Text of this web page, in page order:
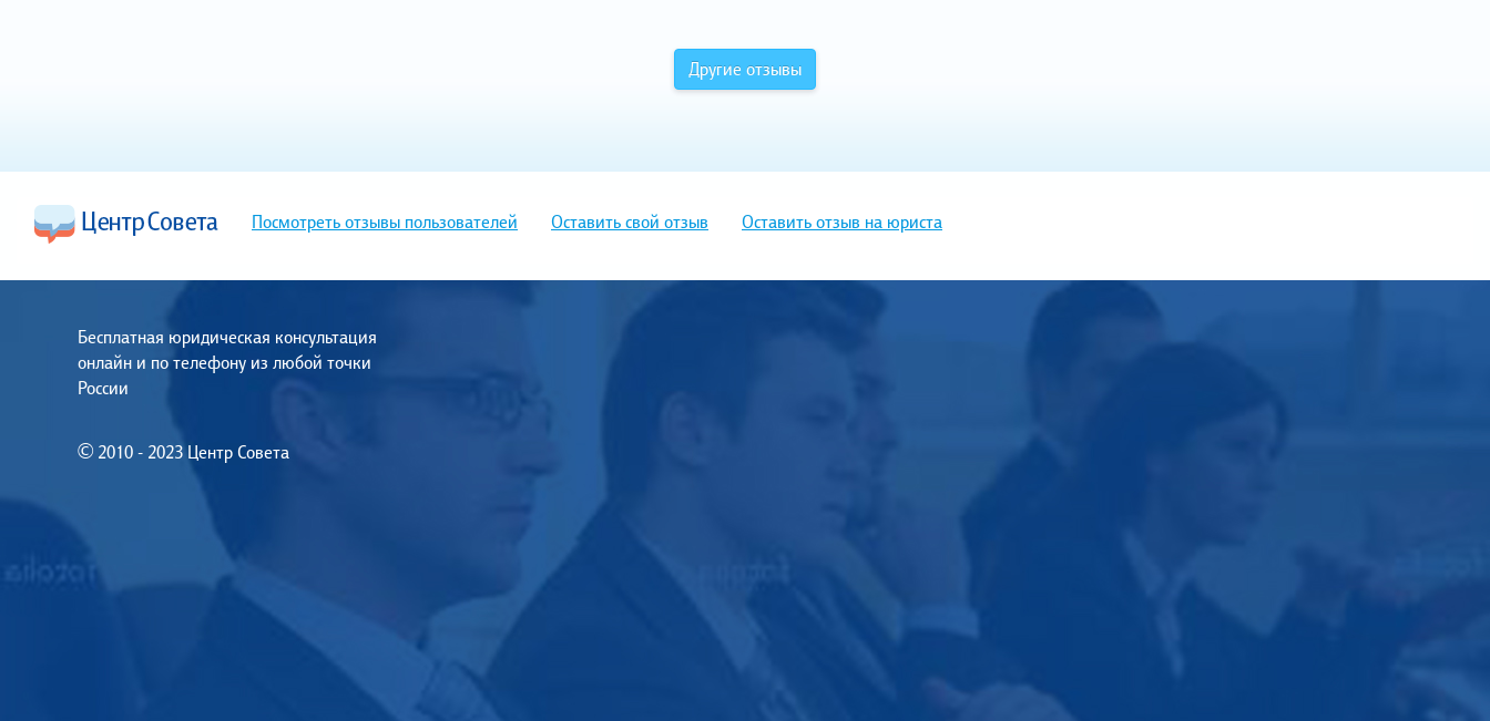
Другие отзывы
Посмотреть отзывы пользователей Оставить свой отзыв Оставить отзыв на юриста
Бесплатная юридическая консультация
онлайн и по телефону из любой точки
России
© 2010 - 2023 Центр Совета